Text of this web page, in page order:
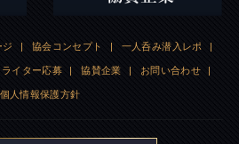
ジ | 協会コンセプト | 一人呑み潜入レポ |
ライター応募 | 協賛企業 | お問い合わせ |
個人情報保護方針